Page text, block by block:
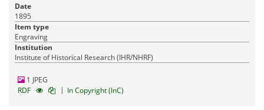
Date
1895
Item type
Engraving
Institution
Institute of Historical Research (IHR/NHRF)
1 JPEG
RDF
| In Copyright (InC)